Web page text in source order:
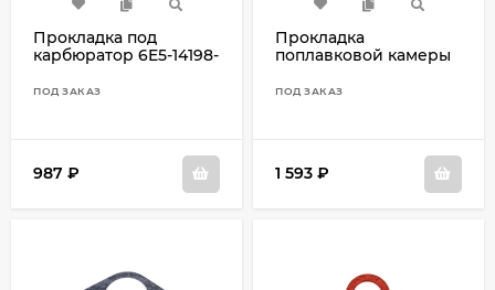
Прокладка под
карбюратор 6E5-14198-
ПОД ЗАКАЗ
987 ₽
Прокладка
поплавковой камеры
ПОД ЗАКАЗ
1 593 ₽